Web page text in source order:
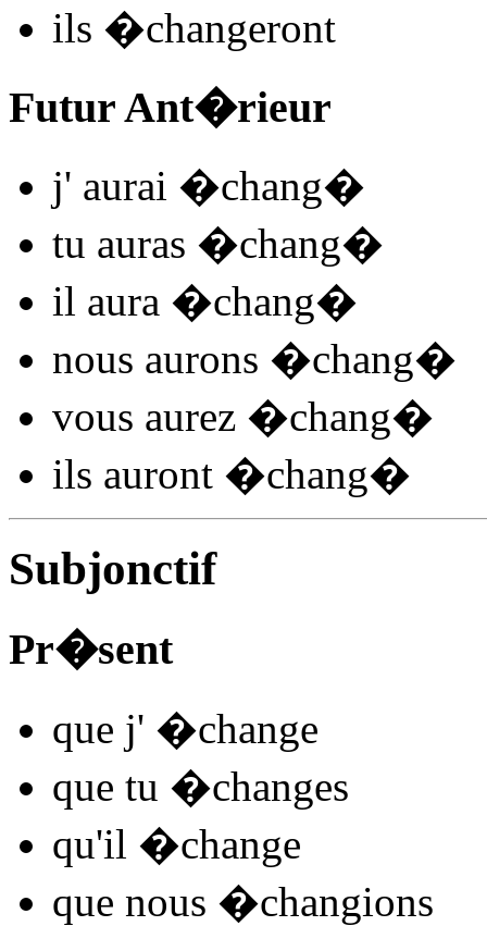
ils �changeront
Futur Ant�rieur
j' aurai �chang�
tu auras �chang�
il aura �chang�
nous aurons �chang�
vous aurez �chang�
ils auront �chang�
Subjonctif
Pr�sent
que j' �change
que tu �changes
qu'il �change
que nous �changions